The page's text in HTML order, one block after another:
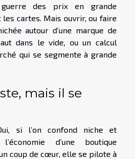
des prix en grande
cartes. Mais ouvrir, ou faire
autour d’une marque de
dans le vide, ou un calcul
qui se segmente à grande
mais il se
si l’on confond niche et
d’une boutique
coup de cœur, elle se pilote à